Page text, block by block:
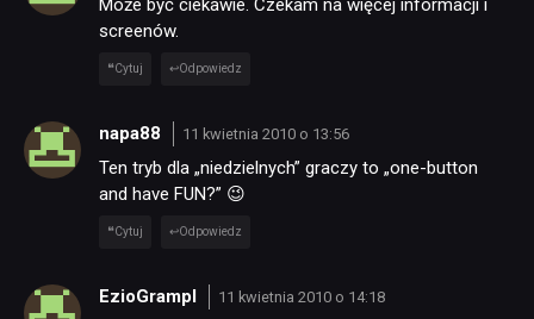
Może być ciekawie. Czekam na więcej informacji i
screenów.
Cytuj Odpowiedz
napa88 11 kwietnia 2010 o 13:56
Ten tryb dla „niedzielnych” graczy to „one-button
and have FUN?” 😉
Cytuj Odpowiedz
EzioGrampl 11 kwietnia 2010 o 14:18